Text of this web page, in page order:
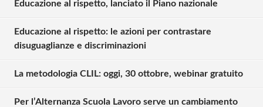
Educazione al rispetto, lanciato il Piano nazionale
Educazione al rispetto: le azioni per contrastare
disuguaglianze e discriminazioni
La metodologia CLIL: oggi, 30 ottobre, webinar gratuito
Per l’Alternanza Scuola Lavoro serve un cambiamento